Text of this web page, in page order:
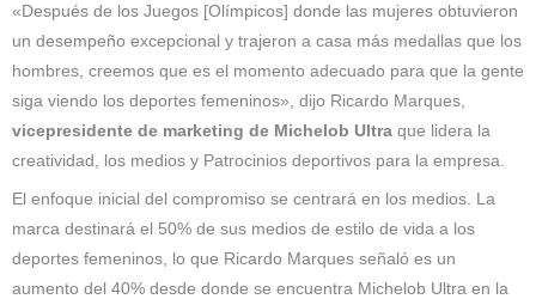
«Después de los Juegos [Olímpicos] donde las mujeres obtuvieron
un desempeño excepcional y trajeron a casa más medallas que los
hombres, creemos que es el momento adecuado para que la gente
siga viendo los deportes femeninos», dijo Ricardo Marques,
vicepresidente de marketing de Michelob Ultra que lidera la
creatividad, los medios y Patrocinios deportivos para la empresa.
El enfoque inicial del compromiso se centrará en los medios. La
marca destinará el 50% de sus medios de estilo de vida a los
deportes femeninos, lo que Ricardo Marques señaló es un
aumento del 40% desde donde se encuentra Michelob Ultra en la